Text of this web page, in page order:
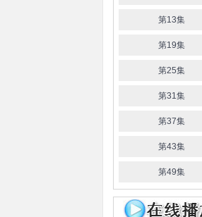
第13集
第19集
第25集
第31集
第37集
第43集
第49集